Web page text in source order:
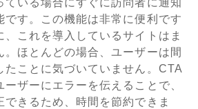
ている場合にすぐに訪問者に通知
です。この機能は非常に便利です
、これを導入しているサイトはま
。ほとんどの場合、ユーザーは間
たことに気づいていません。CTA
ザーにエラーを伝えることで、
できるため、時間を節約できま